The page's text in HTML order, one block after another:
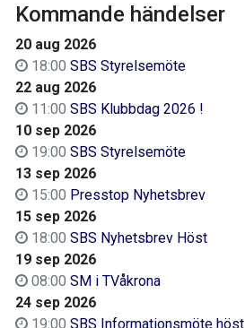
Kommande händelser
20 aug 2026
18:00 SBS Styrelsemöte
22 aug 2026
11:00 SBS Klubbdag 2026 !
10 sep 2026
19:00 SBS Styrelsemöte
13 sep 2026
15:00 Presstop Nyhetsbrev
15 sep 2026
18:00 SBS Nyhetsbrev Höst
19 sep 2026
08:00 SM i TVåkrona
24 sep 2026
19:00 SBS Informationsmöte höst